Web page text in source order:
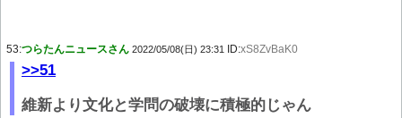
53:つらたんニュースさん 2022/05/08(日) 23:31 ID:xS8ZvBaK0
>>51
維新より文化と学問の破壊に積極的じゃん